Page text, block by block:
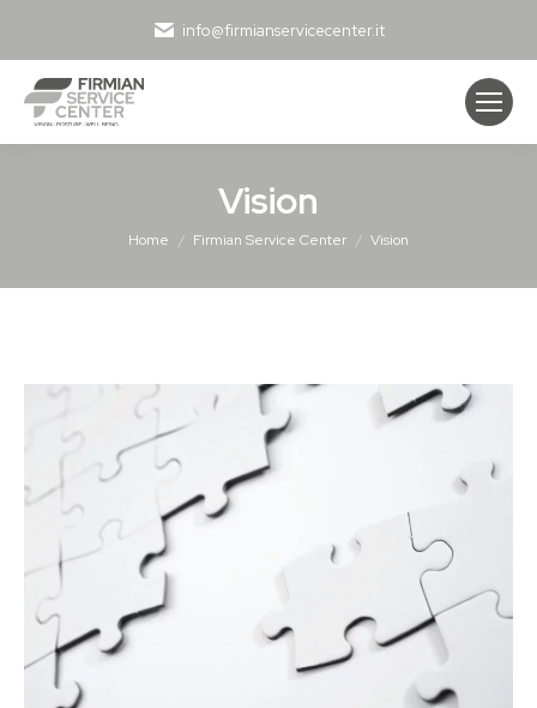
info@firmianservicecenter.it
Vision
Tu sei qui:
Home Firmian Service Center Vision